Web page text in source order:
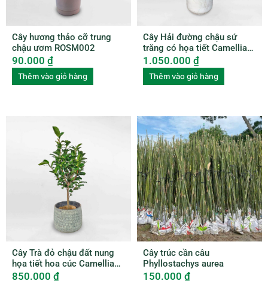
Cây hương thảo cỡ trung
chậu ươm ROSM002
90.000 ₫
Thêm vào giỏ hàng
Cây Hải đường chậu sứ
trắng có họa tiết Camellia
amplexicaulis CAME001
1.050.000 ₫
Thêm vào giỏ hàng
Cây Trà đỏ chậu đất nung
họa tiết hoa cúc Camellia
Japonica
850.000 ₫
Cây trúc cần câu
Phyllostachys aurea
150.000 ₫